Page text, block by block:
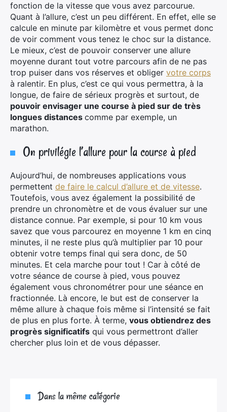
fonction de la vitesse que vous avez parcourue.
Quant à l’allure, c’est un peu différent. En effet, elle se
calcule en minute par kilomètre et vous permet donc
de voir comment vous tenez le choc sur la distance.
Le mieux, c’est de pouvoir conserver une allure
moyenne durant tout votre parcours afin de ne pas
trop puiser dans vos réserves et obliger votre corps
à ralentir. En plus, c’est ce qui vous permettra, à la
longue, de faire de sérieux progrès et surtout, de
pouvoir envisager une course à pied sur de très
longues distances comme par exemple, un
marathon.
On privilégie l’allure pour la course à pied
Aujourd’hui, de nombreuses applications vous
permettent de faire le calcul d’allure et de vitesse.
Toutefois, vous avez également la possibilité de
prendre un chronomètre et de vous évaluer sur une
distance connue. Par exemple, si pour 10 km vous
savez que vous parcourez en moyenne 1 km en cinq
minutes, il ne reste plus qu’à multiplier par 10 pour
obtenir votre temps final qui sera donc, de 50
minutes. Et cela marche pour tout ! Car à côté de
votre séance de course à pied, vous pouvez
également vous chronométrer pour une séance en
fractionnée. Là encore, le but est de conserver la
même allure à chaque fois même si l’intensité se fait
de plus en plus forte. À terme, vous obtiendrez des
progrès significatifs qui vous permettront d’aller
chercher plus loin et de vous dépasser.
Dans la même catégorie
×
Rechercher
: